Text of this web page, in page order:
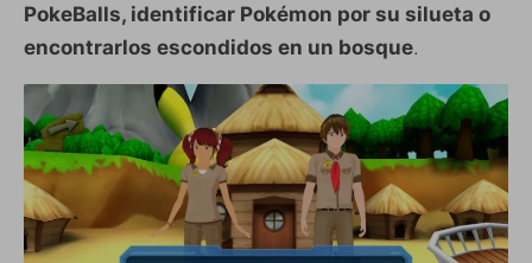
PokeBalls, identificar Pokémon por su silueta o
encontrarlos escondidos en un bosque.